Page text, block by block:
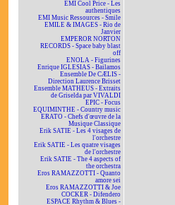
EMI Cool Price - Les
authentiques
EMI Music Ressources - Smile
EMILE & IMAGES - Rio de
Janvier
EMPEROR NORTON
RECORDS - Space baby blast
off
ENOLA - Figurines
Enrique IGLESIAS - Bailamos
Ensemble De CÆLIS -
Direction Laurence Brisset
Ensemble MATHEUS - Extraits
de Griselda par VIVALDI
EPIC - Focus
EQUIMINTHE - Country music
ERATO - Chefs d'œuvre de la
Musique Classique
Erik SATIE - Les 4 visages de
l'orchestre
Erik SATIE - Les quatre visages
de l'orchestre
Erik SATIE - The 4 aspects of
the orchestra
Eros RAMAZZOTTI - Quanto
amore sei
Eros RAMAZZOTTI & Joe
COCKER - Difendero
ESPACE Rhythm & Blues -